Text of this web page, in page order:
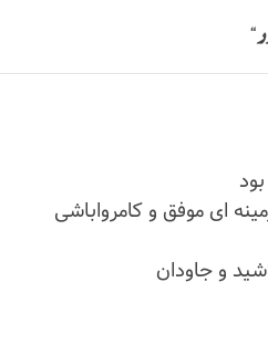
“
ای موفق و کامرواباشی
و جاودان